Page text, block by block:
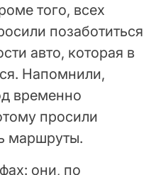
того, всех
позаботиться
авто, которая в
Напомнили,
временно
просили
маршруты.
они, по